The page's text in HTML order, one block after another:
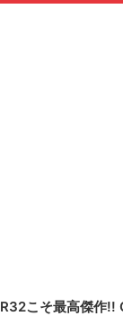
R32こそ最高傑作!!